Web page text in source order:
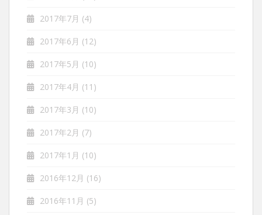
2017年7月 (4)
2017年6月 (12)
2017年5月 (10)
2017年4月 (11)
2017年3月 (10)
2017年2月 (7)
2017年1月 (10)
2016年12月 (16)
2016年11月 (5)